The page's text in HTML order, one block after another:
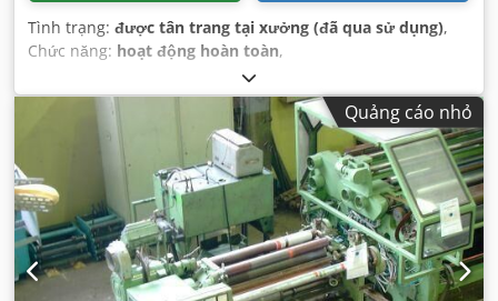
Tình trạng: được tân trang tại xưởng (đã qua sử dụng),
Chức năng: hoạt động hoàn toàn,
Quảng cáo nhỏ